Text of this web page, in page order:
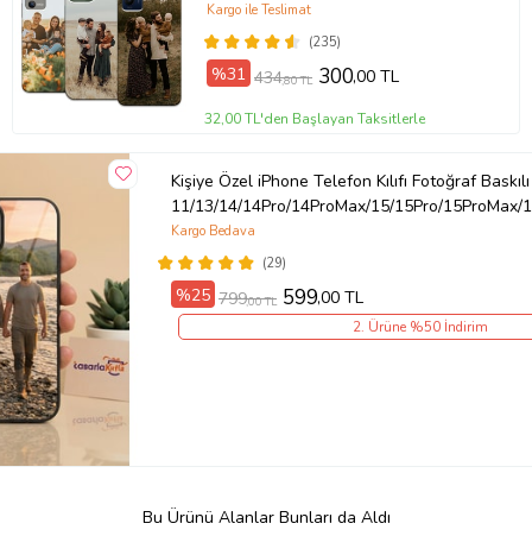
Kılıfı
(235)
Kargo ile Teslimat
%31 434,80 TL 300,00 TL
32,00 TL'den Başlayan Taksitlerle
Kişiye Özel iPhone Telefon Kılıfı Fotoğraf Baskılı
11/13/14/14Pro/14ProMax/15/15Pro/
(29)
Kargo Bedava
%25 799,00 TL 599,00 TL
2. Ürüne %50 İndirim
Bu Ürünü Alanlar Bunları da Aldı